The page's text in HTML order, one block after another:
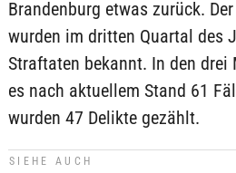
Brandenburg etwas zurück.
wurden im dritten Quartal des
Straftaten bekannt. In den drei
es nach aktuellem Stand 61
wurden 47 Delikte gezählt.
SIEHE AUCH